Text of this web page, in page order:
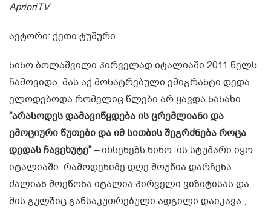
AprioriTV
ავტორი: ქეთი ტუშური
ნინო ბოლაშვილი პირველად იტალიაში 2011 წელს
ჩამოვიდა, მას აქ მონატრებული ემიგრანტი დედა
ელოდებოდა რომელიც წლები არ ყავდა ნანახი
“არასოდეს დამავიწყდება ის ცრემლიანი და
ემოციური წუთები და იმ სითბის შეგრძნება როცა
დედას ჩავეხუტე” –იხსენებს ნინო. ის სტუმარი იყო
იტალიაში, რამოდენიმე დღე მოუწია დარჩენა,
ძალიან მოეწონა იტალია პირველი ვიზიტისას და
მის გულშიც განსაკუთრებული ადგილი დაიკავა ,